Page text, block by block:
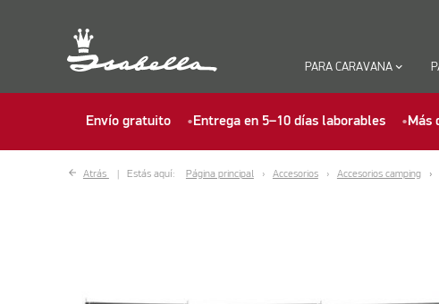
PARA CARAVANA keyboard_arrow_down
Envío gratuito Entrega en 5–10 días laborables Más
Atrás Estás aquí: Página principal Accesorios Accesorios camping